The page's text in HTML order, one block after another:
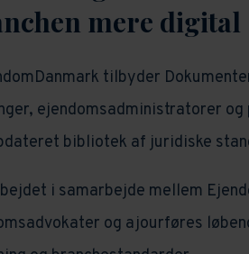
mere digital
tilbyder
ejendomsadministratorer
bibliotek af juridiske
i samarbejde mellem
og ajourføres